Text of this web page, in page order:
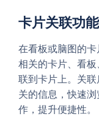
卡片关联功能
在看板或脑图的
相关的卡片、看
联到卡片上。关
关的信息，快速
作，提升便捷性。